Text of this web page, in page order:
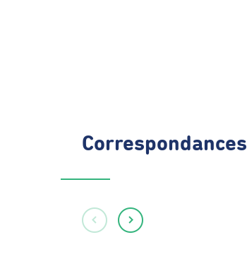
Correspondances